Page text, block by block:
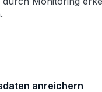
anreichern